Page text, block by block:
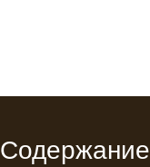
Содержание